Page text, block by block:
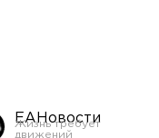
ЕАНовости